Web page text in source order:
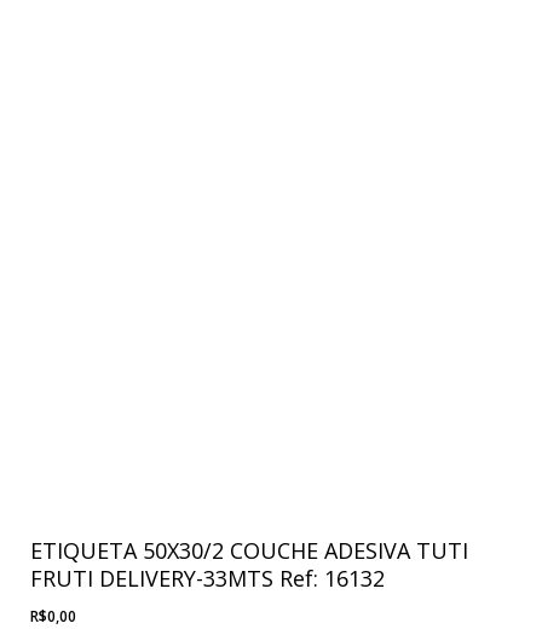
ETIQUETA 50X30/2 COUCHE ADESIVA TUTI
FRUTI DELIVERY-33MTS Ref: 16132
R$0,00